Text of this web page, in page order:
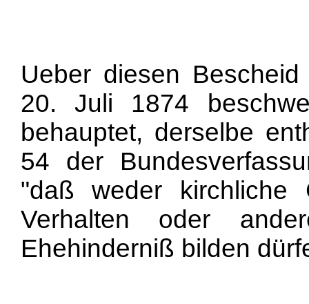
Ueber diesen
20. Juli 1874
behauptet, derselbe
54 der
"daß weder kirchliche
Verhalten oder
Ehehinderniß bilden